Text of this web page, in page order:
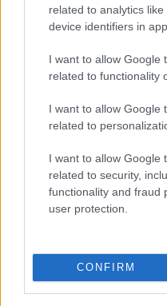
related to analytics
device identifiers in
I want to allow Google
related to functionality
I want to allow Google
related to
I want to allow Google
related to security,
functionality and fraud
user protection.
CONFIRM
Δώδεκα άδειες για
Ποιοι θα παίρνουν
χάρτης των επιδοτήσεων
Ο φιλικός αγώνας
Eredivisie, 2.Bundesliga
ACTION 24: Πρεμιέρα
τηλεοπτικής σεζόν στις 31